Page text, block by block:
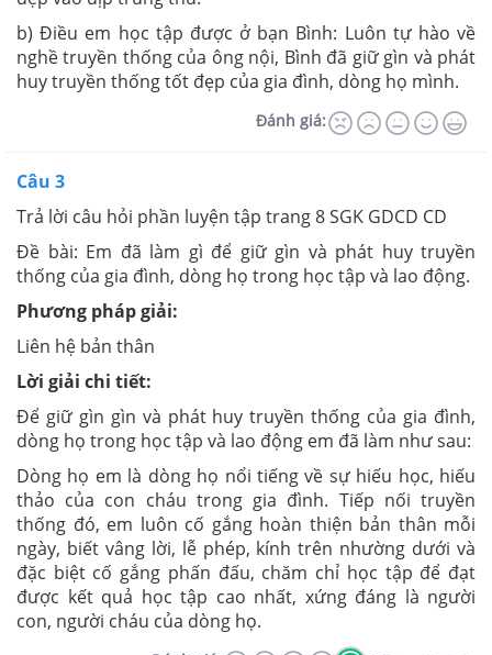
b) Điều em học tập được ở bạn Bình: Luôn tự hào về
nghề truyền thống của ông nội, Bình đã giữ gìn và phát
huy truyền thống tốt đẹp của gia đình, dòng họ mình.
Đánh giá:
Câu 3
Trả lời câu hỏi phần luyện tập trang 8 SGK GDCD CD
Đề bài: Em đã làm gì để giữ gìn và phát huy truyền
thống của gia đình, dòng họ trong học tập và lao động.
Phương pháp giải:
Liên hệ bản thân
Lời giải chi tiết:
Để giữ gìn gìn và phát huy truyền thống của gia đình,
dòng họ trong học tập và lao động em đã làm như sau:
Dòng họ em là dòng họ nổi tiếng về sự hiếu học, hiếu
thảo của con cháu trong gia đình. Tiếp nối truyền
thống đó, em luôn cố gắng hoàn thiện bản thân mỗi
ngày, biết vâng lời, lễ phép, kính trên nhường dưới và
đặc biệt cố gắng phấn đấu, chăm chỉ học tập để đạt
được kết quả học tập cao nhất, xứng đáng là người
con, người cháu của dòng họ.